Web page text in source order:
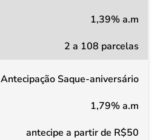
1,39% a.m
2 a 108 parcelas
Antecipação Saque-aniversário
1,79% a.m
antecipe a partir de R$50